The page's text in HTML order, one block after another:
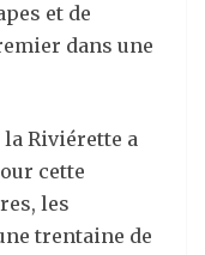
et de
dans une
la Riviérette a
cette
les
trentaine de